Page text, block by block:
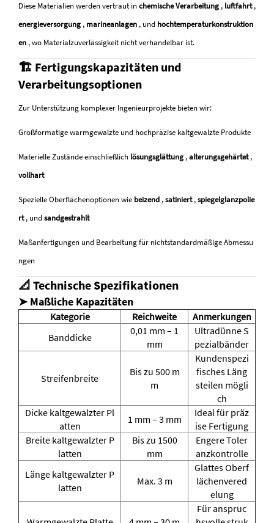
Diese Materialien werden vertraut inchemische Verarbeitung , luftfahrt,
energieversorgung , marineanlagen , und hochtemperaturkonstruktion
en , wo Materialzuverlässigkeit nicht verhandelbar ist.
🏗 Fertigungskapazitäten und
Verarbeitungsoptionen
Zur Unterstützung komplexer Ingenieurprojekte bieten wir:
Großformatige warmgewalzte und hochpräzise kaltgewalzte Produkte
Materielle Zustände einschließlich lösungsglättung ,alterungsgehärtet,
vollhart
Spezielle Oberflächenoptionen wie beizend ,satiniert,spiegelglanzpolie
rt, undsandgestrahlt
Maßanfertigungen und Bearbeitung für nichtstandardmäßige Abmessu
ngen
📐 Technische Spezifikationen
➤ Maßliche Kapazitäten
Kategorie Reichweite
Anmerkungen
Banddicke
0,01 mm – 1
mm
Ultradünne S
pezialbänder
Streifenbreite
Bis zu 500 m
m
Kundenspezi
fisches Läng
steilen mögli
ch
Dicke kaltgewalzter Pl
atten
1 mm – 3 mm
Ideal für präz
ise Fertigung
Breite kaltgewalzter P
latten
Bis zu 1500
mm
Engere Toler
anzkontrolle
Länge kaltgewalzter P
latten
Max. 3 m
Glattes Oberf
lächenvered
elung
Für anspruc